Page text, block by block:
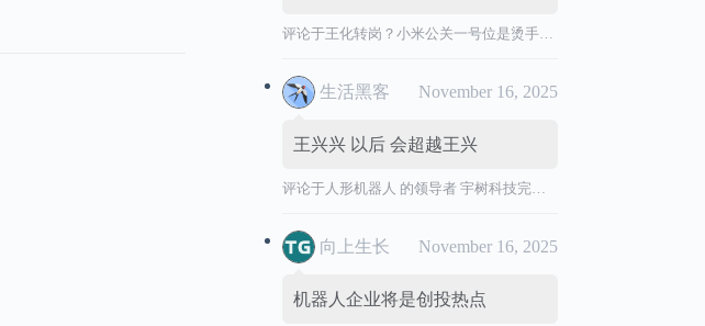
评论于王化转岗？小米公关一号位是烫手山芋
生活黑客 November 16, 2025
王兴兴 以后 会超越王兴
评论于人形机器人 的领导者 宇树科技完成 IPO 辅导，拟境内首次公开发行股票并上市。
向上生长 November 16, 2025
机器人企业将是创投热点